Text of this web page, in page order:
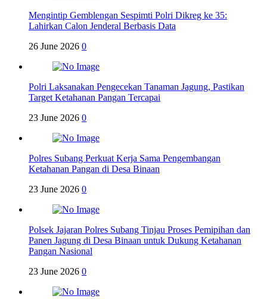
Mengintip Gemblengan Sespimti Polri Dikreg ke 35:
Lahirkan Calon Jenderal Berbasis Data
26 June 2026 0
Polri Laksanakan Pengecekan Tanaman Jagung, Pastikan
Target Ketahanan Pangan Tercapai
23 June 2026 0
Polres Subang Perkuat Kerja Sama Pengembangan
Ketahanan Pangan di Desa Binaan
23 June 2026 0
Polsek Jajaran Polres Subang Tinjau Proses Pemipihan dan
Panen Jagung di Desa Binaan untuk Dukung Ketahanan
Pangan Nasional
23 June 2026 0